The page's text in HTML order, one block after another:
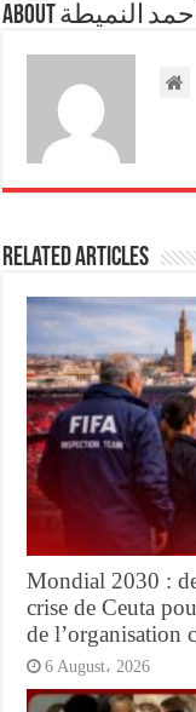
About أحمد النميطة
Related Articles
Mondial 2030 :
crise de Ceuta
de l’organisation
6 August، 2026